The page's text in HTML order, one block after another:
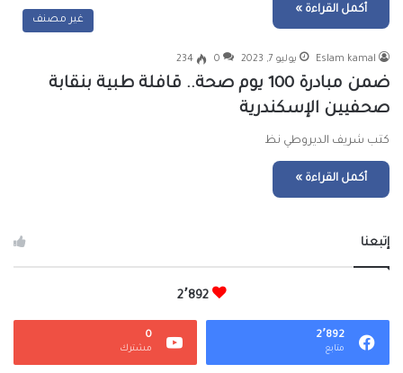
أكمل القراءة »
غير مصنف
Eslam kamal يوليو 7, 2023 0
234
ضمن مبادرة 100 يوم صحة.. قافلة طبية بنقابة
صحفيين الإسكندرية
كتب شريف الديروطي نظ
أكمل القراءة »
إتبعنا
2٬892
2٬892
متابع
0
مشترك